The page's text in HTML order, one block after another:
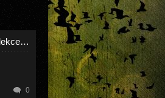
Tuzemská kolekce 26
0